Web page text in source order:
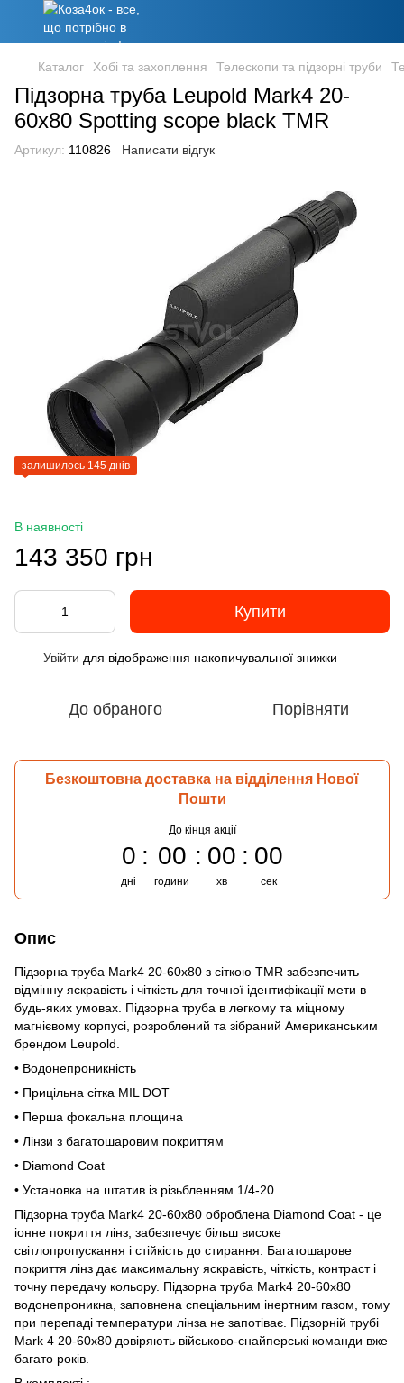
Каталог Хобі та захоплення Телескопи та підзорні труби
Підзорна труба Leupold Mark4 20-
60x80 Spotting scope black TMR
Артикул: 110826 Написати відгук
залишилось 145 днів
В наявності
143 350 грн
Купити
Увійти для відображення накопичувальної знижки
До обраного Порівняти
Безкоштовна доставка на відділення Нової
Пошти
До кінця акції
0
дні
00
години
00
хв
00
сек
Опис
Підзорна труба Mark4 20-60x80 з сіткою TMR забезпечить
відмінну яскравість і чіткість для точної ідентифікації мети в
будь-яких умовах. Підзорна труба в легкому та міцному
магнієвому корпусі, розроблений та зібраний Американським
брендом Leupold.
• Водонепроникність
• Прицільна сітка MIL DOT
• Перша фокальна площина
• Лінзи з багатошаровим покриттям
• Diamond Coat
• Установка на штатив із різьбленням 1/4-20
Підзорна труба Mark4 20-60x80 оброблена Diamond Coat - це
іонне покриття лінз, забезпечує більш високе
світлопропускання і стійкість до стирання. Багатошарове
покриття лінз дає максимальну яскравість, чіткість, контраст і
точну передачу кольору. Підзорна труба Mark4 20-60x80
водонепроникна, заповнена спеціальним інертним газом, тому
при перепаді температури лінза не запотіває. Підзорній трубі
Mark 4 20-60x80 довіряють військово-снайперські команди вже
багато років.